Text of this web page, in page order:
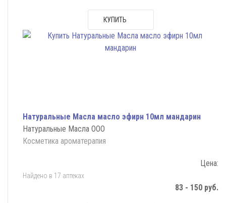
КУПИТЬ
Натуральные Масла масло эфирн 10мл мандарин
Натуральные Масла ООО
Косметика ароматерапия
Цена:
Найдено в 17 аптеках
83 - 150 руб.